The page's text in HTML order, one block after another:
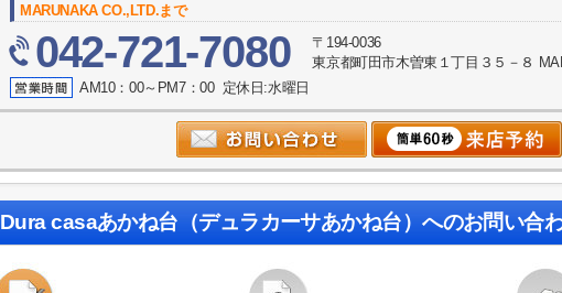
MARUNAKA CO.,LTD.まで
042-721-7080
〒194-0036
東京都町田市木曽東１丁目３５－８
AM10：00～PM7：00 定休日:水曜日
Dura casaあかね台（デュラカーサあかね台）へのお問い合